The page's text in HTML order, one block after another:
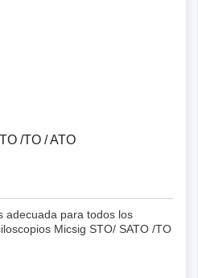
/TO / ATO
adecuada para todos los
Micsig STO/ SATO /TO